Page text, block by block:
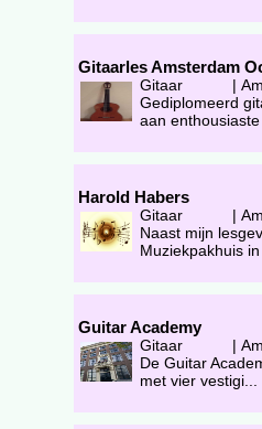
Gitaarles Amsterdam
Gitaar |
Gediplomeerd
aan enthousiaste
Harold Habers
Gitaar |
Naast mijn
Muziekpakhuis in
Guitar Academy
Gitaar |
De Guitar
met vier vestigi...